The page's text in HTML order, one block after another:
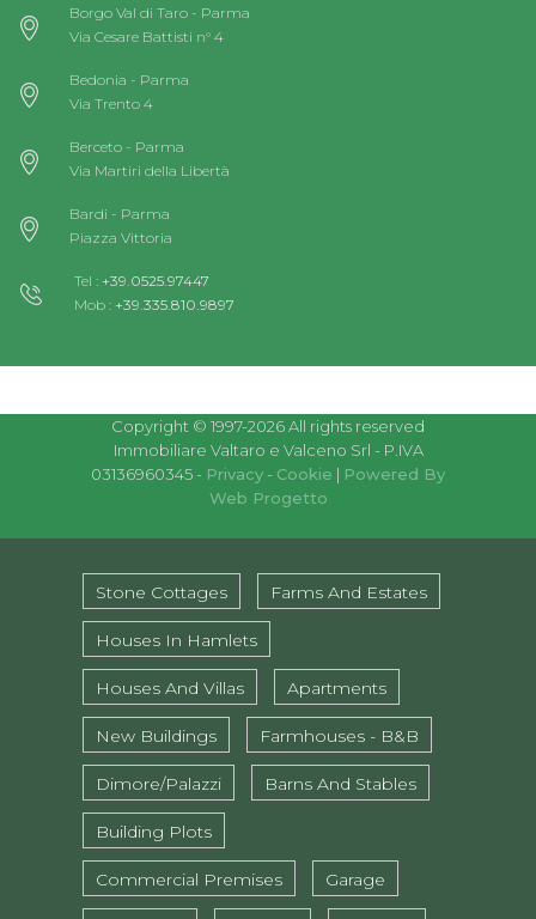
Borgo Val di Taro - Parma
Via Cesare Battisti n° 4
Bedonia - Parma
Via Trento 4
Berceto - Parma
Via Martiri della Libertà
Bardi - Parma
Piazza Vittoria
Tel : +39.0525.97447
Mob : +39.335.810.9897
Copyright © 1997-2026 All rights reserved
Immobiliare Valtaro e Valceno Srl - P.IVA
03136960345 - Privacy - Cookie | Powered By
Web Progetto
Stone Cottages Farms And Estates
Houses In Hamlets
Houses And Villas Apartments
New Buildings Farmhouses - B&B
Dimore/Palazzi Barns And Stables
Building Plots
Commercial Premises Garage